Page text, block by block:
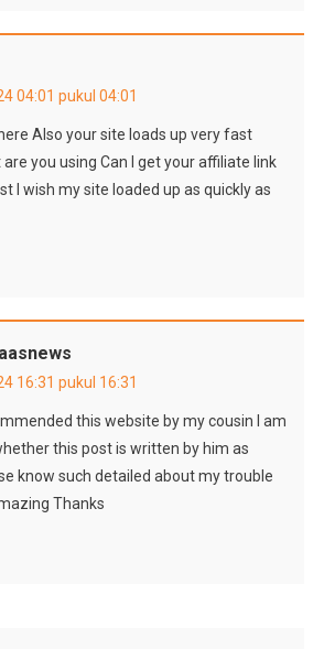
04:01 pukul 04:01
Also your site loads up very fast
you using Can I get your affiliate link
I wish my site loaded up as quickly as
16:31 pukul 16:31
this website by my cousin I am
this post is written by him as
know such detailed about my trouble
Thanks